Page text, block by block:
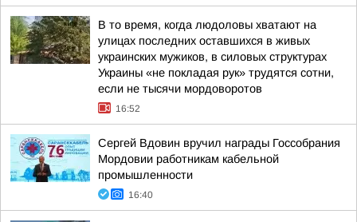
В то время, когда людоловы хватают на
улицах последних оставшихся в живых
украинских мужиков, в силовых структурах
Украины «не покладая рук» трудятся сотни,
если не тысячи мордоворотов
16:52
Сергей Вдовин вручил награды Госсобрания
Мордовии работникам кабельной
промышленности
16:40